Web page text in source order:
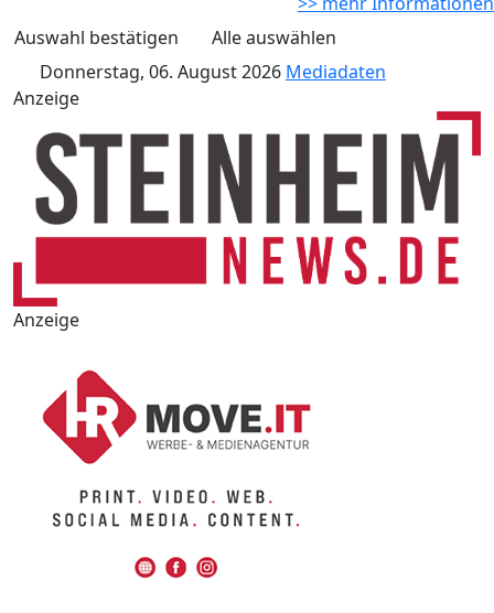
Auswahl bestätigen
Alle auswählen
Donnerstag, 06. August 2026 Mediadaten
Anzeige
Anzeige